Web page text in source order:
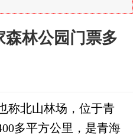
林公园门票多
称北山林场，位于青
多平方公里，是青海